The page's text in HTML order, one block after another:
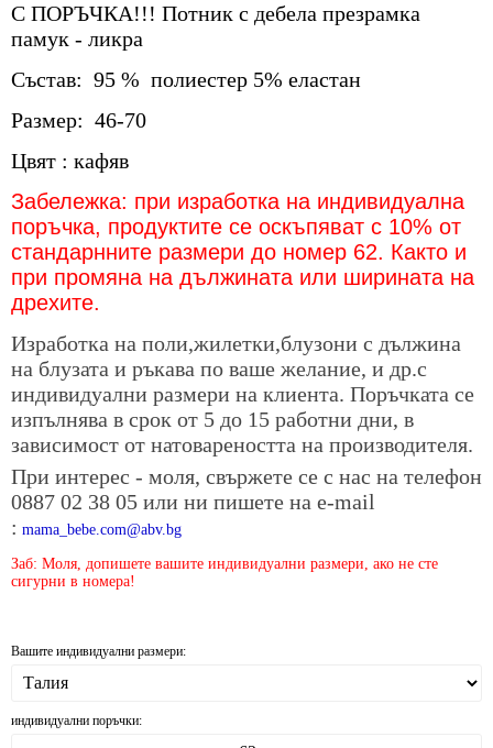
С ПОРЪЧКА!!! Потник с дебела презрамка
памук - ликра
Състав: 95 % полиестер 5% еластан
Размер: 46-70
Цвят : кафяв
Забележка: при изработка на индивидуална
поръчка, продуктите се оскъпяват с 10% от
стандарнните размери до номер 62. Както и
при промяна на дължината или ширината на
дрехите.
Изработка на поли,жилетки,блузони с дължина
на блузата и ръкава по ваше желание, и др.с
индивидуални размери на клиента. Поръчката се
изпълнява в срок от 5 до 15 работни дни, в
зависимост от натовареността на производителя.
При интерес - моля, свържете се с нас на телефон
0887 02 38 05 или ни пишете на е-mail
: mama_bebe.com@abv.bg
Заб: Моля, допишете вашите индивидуални размери, ако не сте
сигурни в номера!
Вашите индивидуални размери:
индивидуални поръчки: